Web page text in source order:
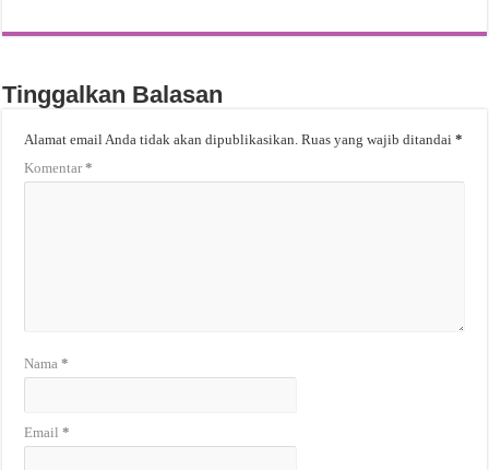
Tinggalkan Balasan
Alamat email Anda tidak akan dipublikasikan. Ruas yang wajib ditandai*
Komentar*
Nama*
Email*